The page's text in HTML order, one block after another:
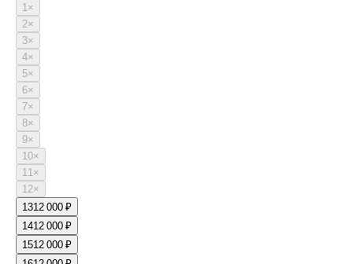
1×
2×
3×
4×
5×
6×
7×
8×
9×
10×
11×
12×
1312 000 ₽
1412 000 ₽
1512 000 ₽